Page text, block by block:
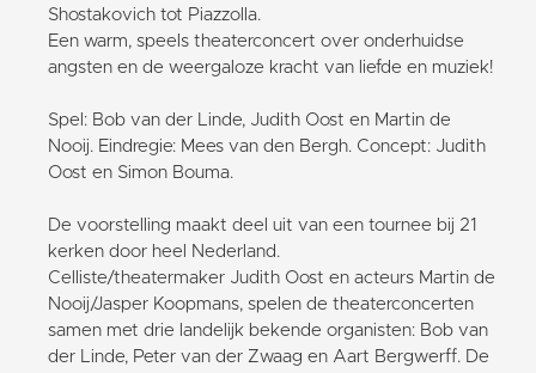
Shostakovich tot Piazzolla.
Een warm, speels theaterconcert over onderhuidse
angsten en de weergaloze kracht van liefde en muziek!
Spel: Bob van der Linde, Judith Oost en Martin de
Nooij. Eindregie: Mees van den Bergh. Concept: Judith
Oost en Simon Bouma.
De voorstelling maakt deel uit van een tournee bij 21
kerken door heel Nederland.
Celliste/theatermaker Judith Oost en acteurs Martin de
Nooij/Jasper Koopmans, spelen de theaterconcerten
samen met drie landelijk bekende organisten: Bob van
der Linde, Peter van der Zwaag en Aart Bergwerff. De